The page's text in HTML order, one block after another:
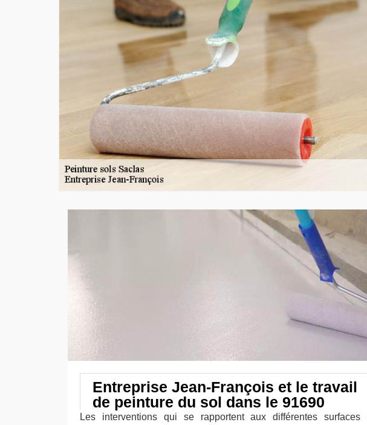
Entreprise Jean-François et le travail
de peinture du sol dans le 91690
Les interventions qui se rapportent aux différentes surfaces